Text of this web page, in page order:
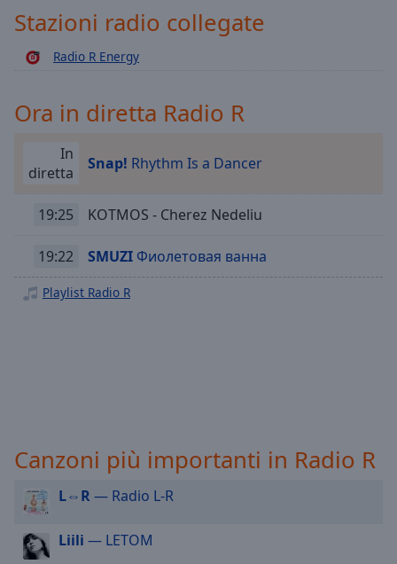
Descriptions
descriptions
subtitles
opens
subtitles
dialog
subtitles
off,
Fullscreen
This
modal
window.
Stazioni radio collegate
Radio R Energy
Ora in diretta Radio R
In
diretta
Snap! Rhythm Is a Dancer
19:25 KOTMOS - Cherez Nedeliu
19:22 SMUZI Фиолетовая ванна
Playlist Radio R
Canzoni più importanti in Radio R
L⇔R— Radio L-R
Liili — LETOM